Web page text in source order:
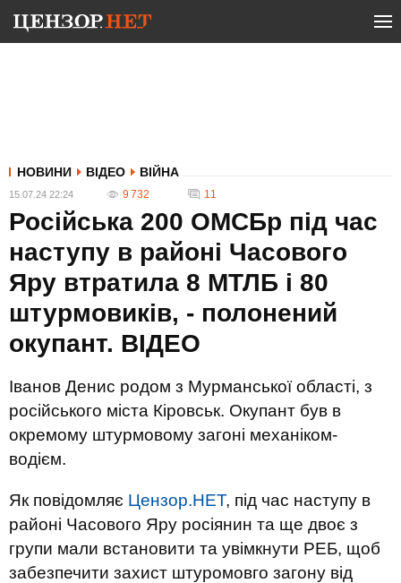
НОВИНИ ВІДЕО ВІЙНА
15.07.24 22:24 9 732 11
Російська 200 ОМСБр під час
наступу в районі Часового
Яру втратила 8 МТЛБ і 80
штурмовиків, - полонений
окупант. ВIДЕО
Іванов Денис родом з Мурманської області, з
російського міста Кіровськ. Окупант був в
окремому штурмовому загоні механіком-
водієм.
Як повідомляє Цензор.НЕТ, під час наступу в
районі Часового Яру росіянин та ще двоє з
групи мали встановити та увімкнути РЕБ, щоб
забезпечити захист штуромовго загону від